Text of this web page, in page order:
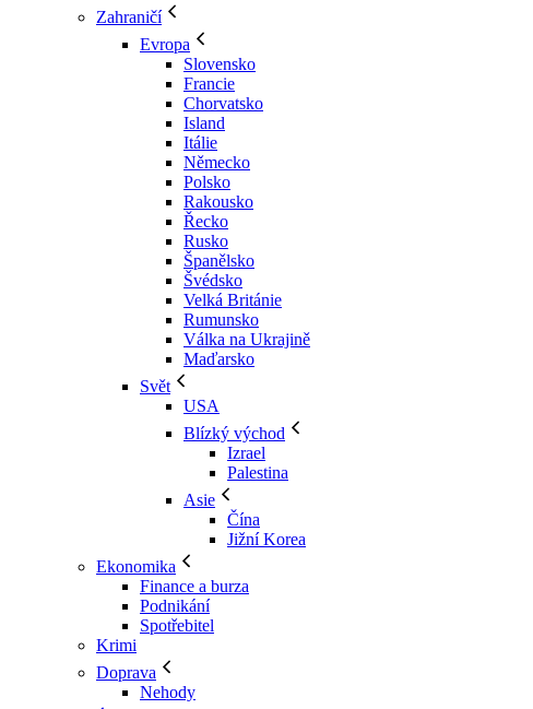
Zahraničí
Evropa
Slovensko
Francie
Chorvatsko
Island
Itálie
Německo
Polsko
Rakousko
Řecko
Rusko
Španělsko
Švédsko
Velká Británie
Rumunsko
Válka na Ukrajině
Maďarsko
Svět
USA
Blízký východ
Izrael
Palestina
Asie
Čína
Jižní Korea
Ekonomika
Finance a burza
Podnikání
Spotřebitel
Krimi
Doprava
Nehody